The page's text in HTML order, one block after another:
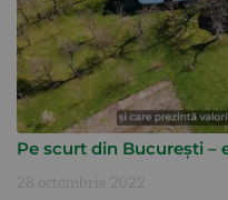
Pe scurt din București –
28 octombrie 2022